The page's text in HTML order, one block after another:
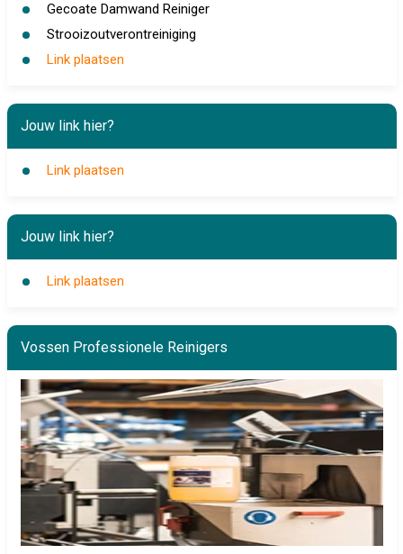
Gecoate Damwand Reiniger
Strooizoutverontreiniging
Link plaatsen
Jouw link hier?
Link plaatsen
Jouw link hier?
Link plaatsen
Vossen Professionele Reinigers